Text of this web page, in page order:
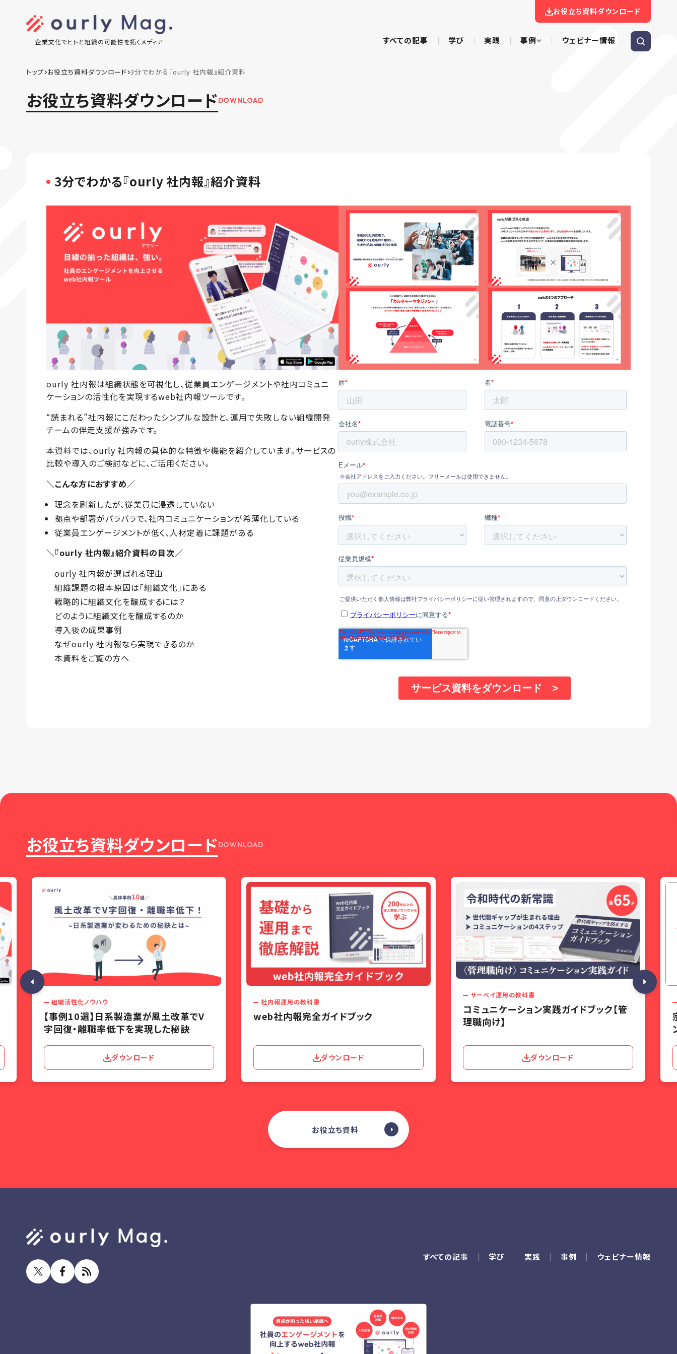
企業文化でヒトと組織の可能性を拓くメディア
お役立ち資料ダウンロード
すべての記事 学び 実践 事例 ウェビナー情報
トップ お役立ち資料ダウンロード 3分でわかる『ourly 社内報』紹介資料
お役立ち資料ダウンロードDOWNLOAD
3分でわかる『ourly 社内報』紹介資料
ourly 社内報は組織状態を可視化し、従業員エンゲージメントや社内コミュニ
ケーションの活性化を実現するweb社内報ツールです。
“読まれる”社内報にこだわったシンプルな設計と、運用で失敗しない組織開発
チームの伴走支援が強みです。
本資料では、ourly 社内報の具体的な特徴や機能を紹介しています。サービスの
比較や導入のご検討などに、ご活用ください。
＼こんな方におすすめ／
理念を刷新したが、従業員に浸透していない
拠点や部署がバラバラで、社内コミュニケーションが希薄化している
従業員エンゲージメントが低く、人材定着に課題がある
＼『ourly 社内報』紹介資料の目次／
ourly 社内報が選ばれる理由
組織課題の根本原因は「組織文化」にある
戦略的に組織文化を醸成するには？
どのように組織文化を醸成するのか
導入後の成果事例
なぜourly 社内報なら実現できるのか
本資料をご覧の方へ
お役立ち資料ダウンロードDOWNLOAD
組織活性化ノウハウ
【事例10選】日系製造業が風土改革でV
字回復・離職率低下を実現した秘訣
ダウンロード
社内報運用の教科書
web社内報完全ガイドブック
ダウンロード
サーベイ運用の教科書
コミュニケーション実践ガイドブック【管
理職向け】
ダウンロード
お役立ち資料
すべての記事 学び 実践 事例 ウェビナー情報